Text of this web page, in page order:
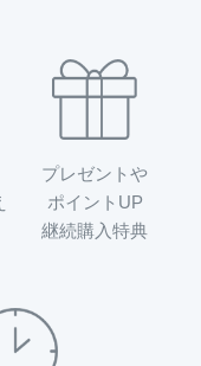
プレゼントや
ポイントUP
継続購入特典